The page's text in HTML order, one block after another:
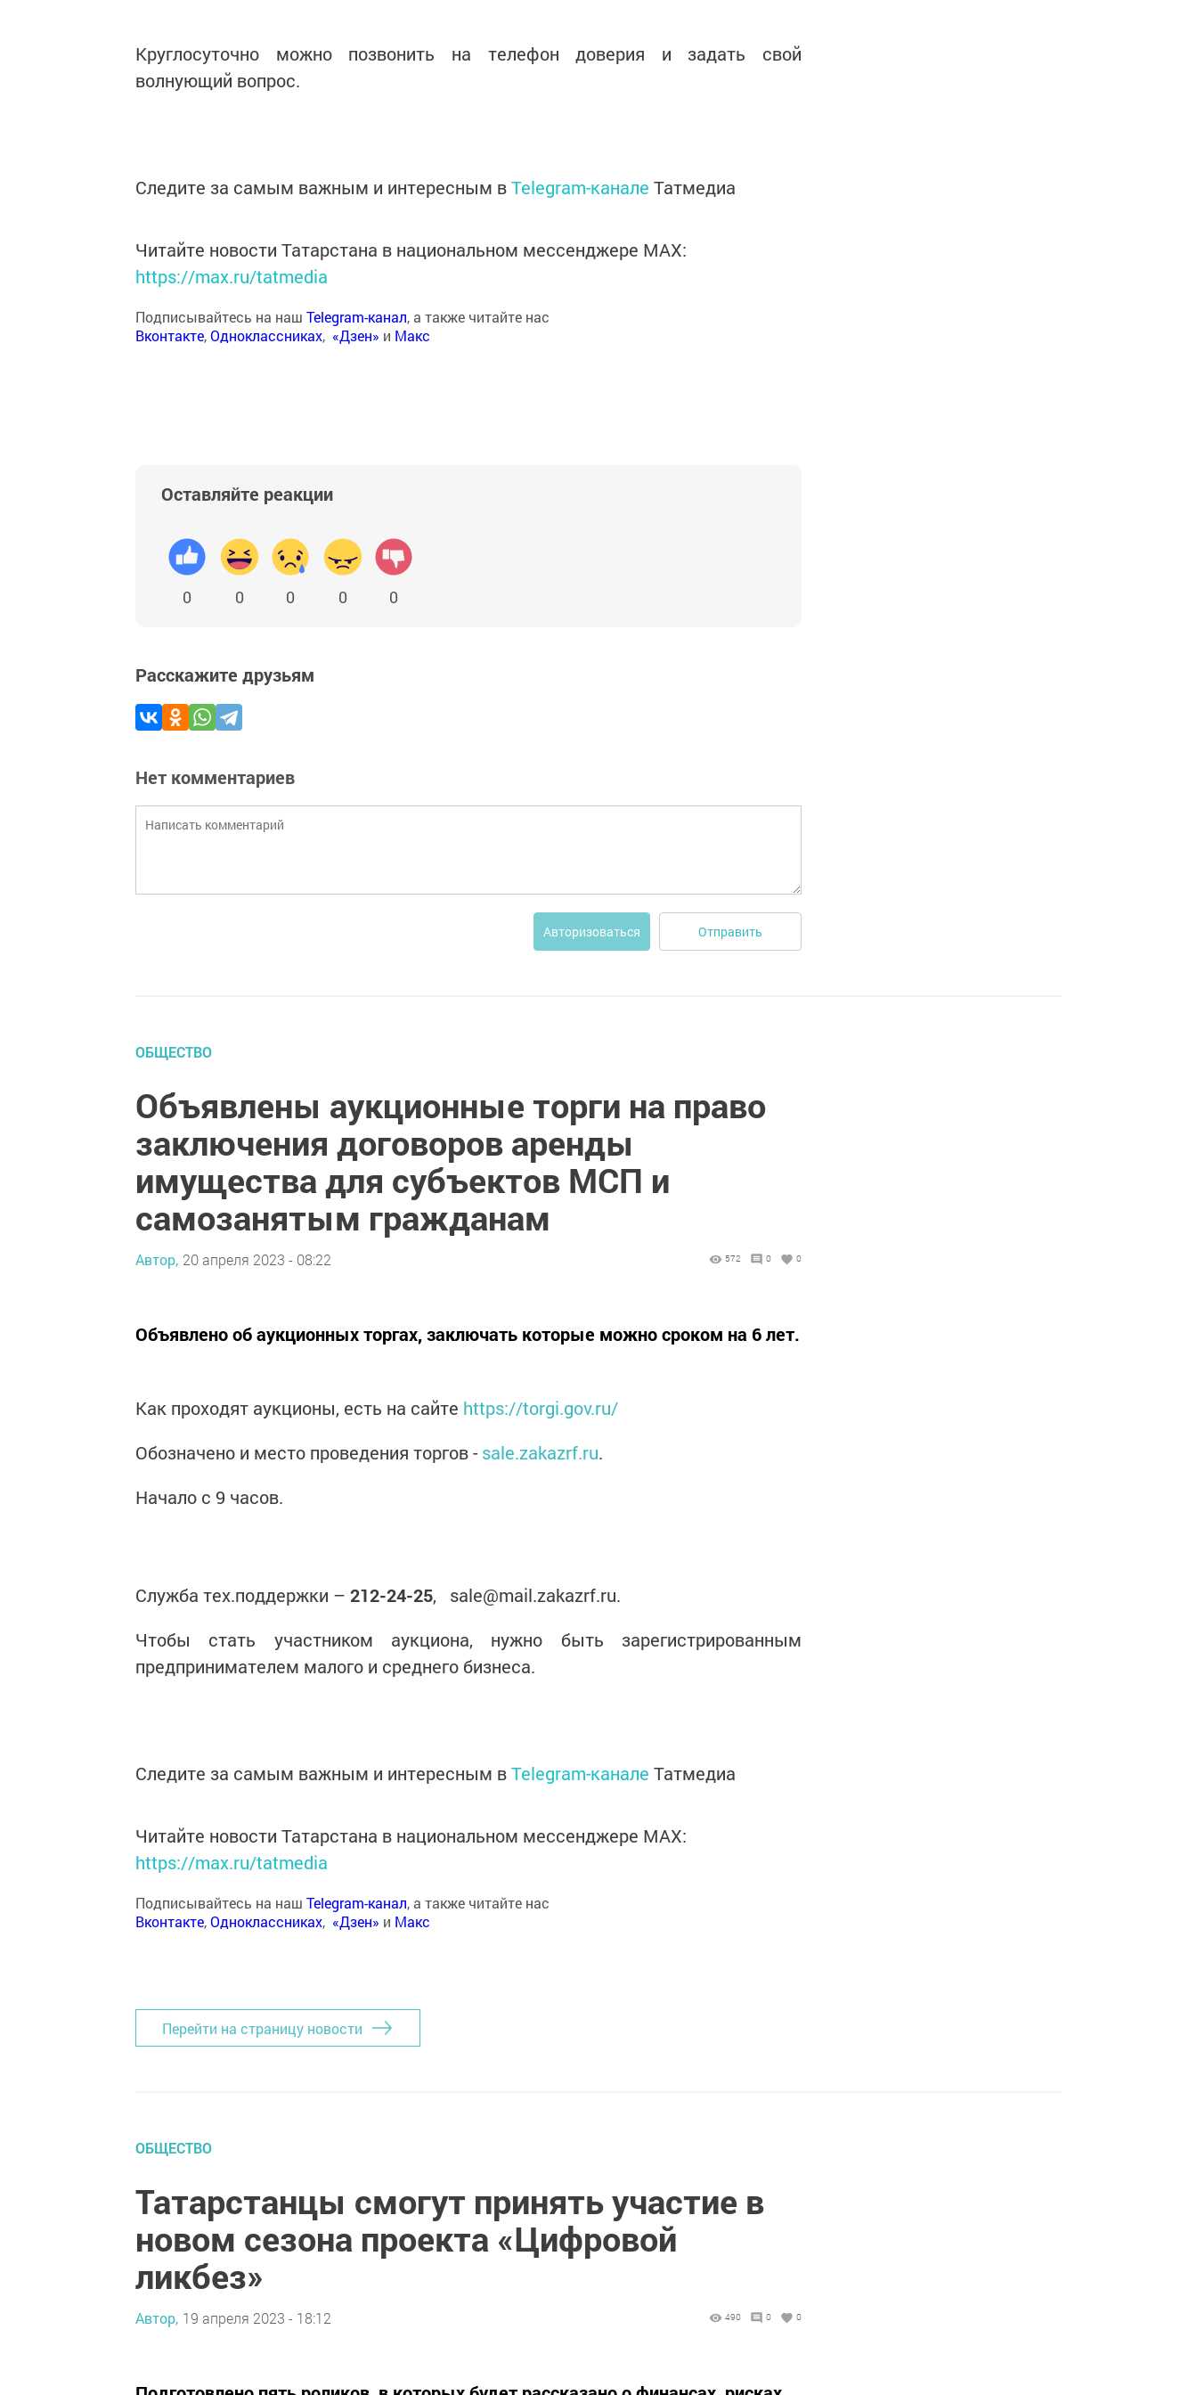
Круглосуточно можно позвонить на телефон доверия и задать свой
волнующий вопрос.
Следите за самым важным и интересным вTelegram-канале Татмедиа
Читайте новости Татарстана в национальном мессенджере MАХ:
https://max.ru/tatmedia
Подписывайтесь на наш Telegram-канал, а также читайте нас
Вконтакте,Одноклассниках, «Дзен» и Макс
Оставляйте реакции
0 0 0 0 0
Расскажите друзьям
Нет комментариев
Авторизоваться Отправить
ОБЩЕСТВО
Объявлены аукционные торги на право
заключения договоров аренды
имущества для субъектов МСП и
самозанятым гражданам
Автор, 20 апреля 2023 - 08:22 572 0 0
Объявлено об аукционных торгах, заключать которые можно сроком на 6 лет.
Как проходят аукционы, есть на сайте https://torgi.gov.ru/
Обозначено и место проведения торгов -sale.zakazrf.ru.
Начало с 9 часов.
Служба тех.поддержки – 212-24-25, sale@mail.zakazrf.ru.
Чтобы стать участником аукциона, нужно быть зарегистрированным
предпринимателем малого и среднего бизнеса.
Следите за самым важным и интересным вTelegram-канале Татмедиа
Читайте новости Татарстана в национальном мессенджере MАХ:
https://max.ru/tatmedia
Подписывайтесь на наш Telegram-канал, а также читайте нас
Вконтакте,Одноклассниках, «Дзен» и Макс
Перейти на страницу новости
ОБЩЕСТВО
Татарстанцы смогут принять участие в
новом сезона проекта «Цифровой
ликбез»
Автор, 19 апреля 2023 - 18:12 490 0 0